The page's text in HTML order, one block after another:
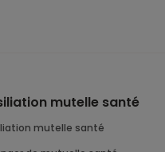
mutelle santé
mutelle santé